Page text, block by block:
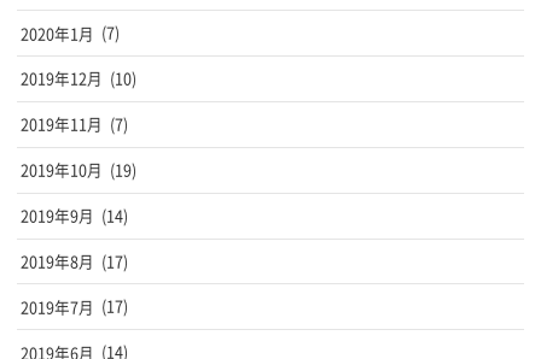
2020年1月 (7)
2019年12月 (10)
2019年11月 (7)
2019年10月 (19)
2019年9月 (14)
2019年8月 (17)
2019年7月 (17)
2019年6月 (14)